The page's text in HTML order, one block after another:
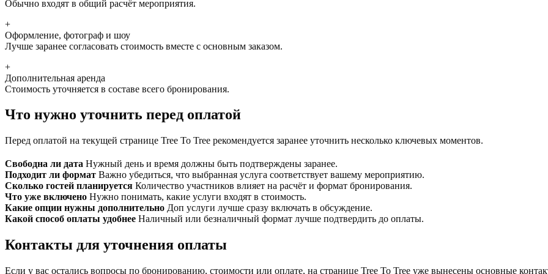
Обычно входят в общий расчёт мероприятия.
+
Оформление, фотограф и шоу
Лучше заранее согласовать стоимость вместе с основным заказом.
+
Дополнительная аренда
Стоимость уточняется в составе всего бронирования.
Что нужно уточнить перед оплатой
Перед оплатой на текущей странице Tree To Tree рекомендуется заранее уточнить несколько ключевых моментов.
Свободна ли дата Нужный день и время должны быть подтверждены заранее.
Подходит ли формат Важно убедиться, что выбранная услуга соответствует вашему мероприятию.
Сколько гостей планируется Количество участников влияет на расчёт и формат бронирования.
Что уже включено Нужно понимать, какие услуги входят в стоимость.
Какие опции нужны дополнительно Доп услуги лучше сразу включать в обсуждение.
Какой способ оплаты удобнее Наличный или безналичный формат лучше подтвердить до оплаты.
Контакты для уточнения оплаты
Если у вас остались вопросы по бронированию, стоимости или оплате, на странице Tree To Tree уже вынесены основные